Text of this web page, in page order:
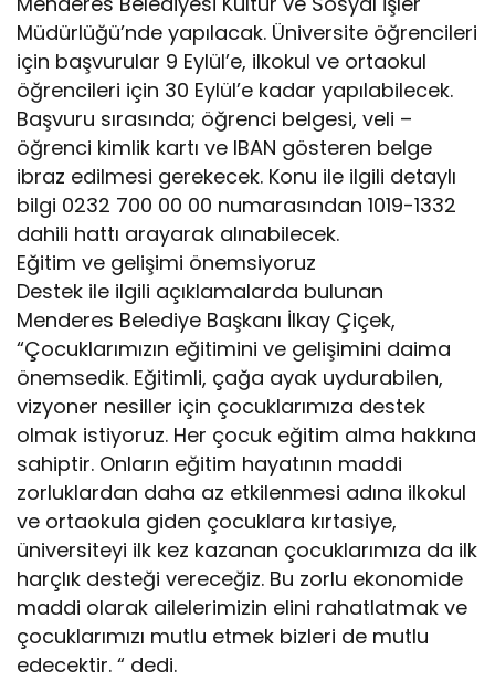
Müdürlüğü’nde yapılacak. Üniversite öğrencileri
için başvurular 9 Eylül’e, ilkokul ve ortaokul
öğrencileri için 30 Eylül’e kadar yapılabilecek.
Başvuru sırasında; öğrenci belgesi, veli –
öğrenci kimlik kartı ve IBAN gösteren belge
ibraz edilmesi gerekecek. Konu ile ilgili detaylı
bilgi 0232 700 00 00 numarasından 1019-1332
dahili hattı arayarak alınabilecek.
Eğitim ve gelişimi önemsiyoruz
Destek ile ilgili açıklamalarda bulunan
Menderes Belediye Başkanı İlkay Çiçek,
“Çocuklarımızın eğitimini ve gelişimini daima
önemsedik. Eğitimli, çağa ayak uydurabilen,
vizyoner nesiller için çocuklarımıza destek
olmak istiyoruz. Her çocuk eğitim alma hakkına
sahiptir. Onların eğitim hayatının maddi
zorluklardan daha az etkilenmesi adına ilkokul
ve ortaokula giden çocuklara kırtasiye,
üniversiteyi ilk kez kazanan çocuklarımıza da ilk
harçlık desteği vereceğiz. Bu zorlu ekonomide
maddi olarak ailelerimizin elini rahatlatmak ve
çocuklarımızı mutlu etmek bizleri de mutlu
edecektir. “ dedi.